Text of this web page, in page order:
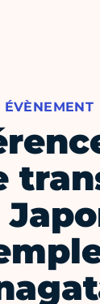
ÉVÈNEMENT